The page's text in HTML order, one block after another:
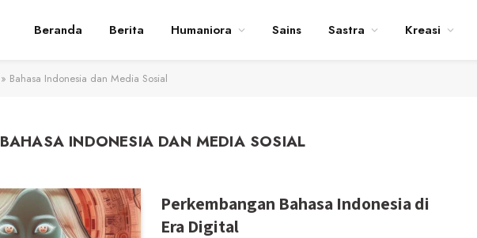
Beranda Berita Humaniora Sains Sastra Kreasi
» Bahasa Indonesia dan Media Sosial
BAHASA INDONESIA DAN MEDIA SOSIAL
Perkembangan Bahasa Indonesia di
Era Digital